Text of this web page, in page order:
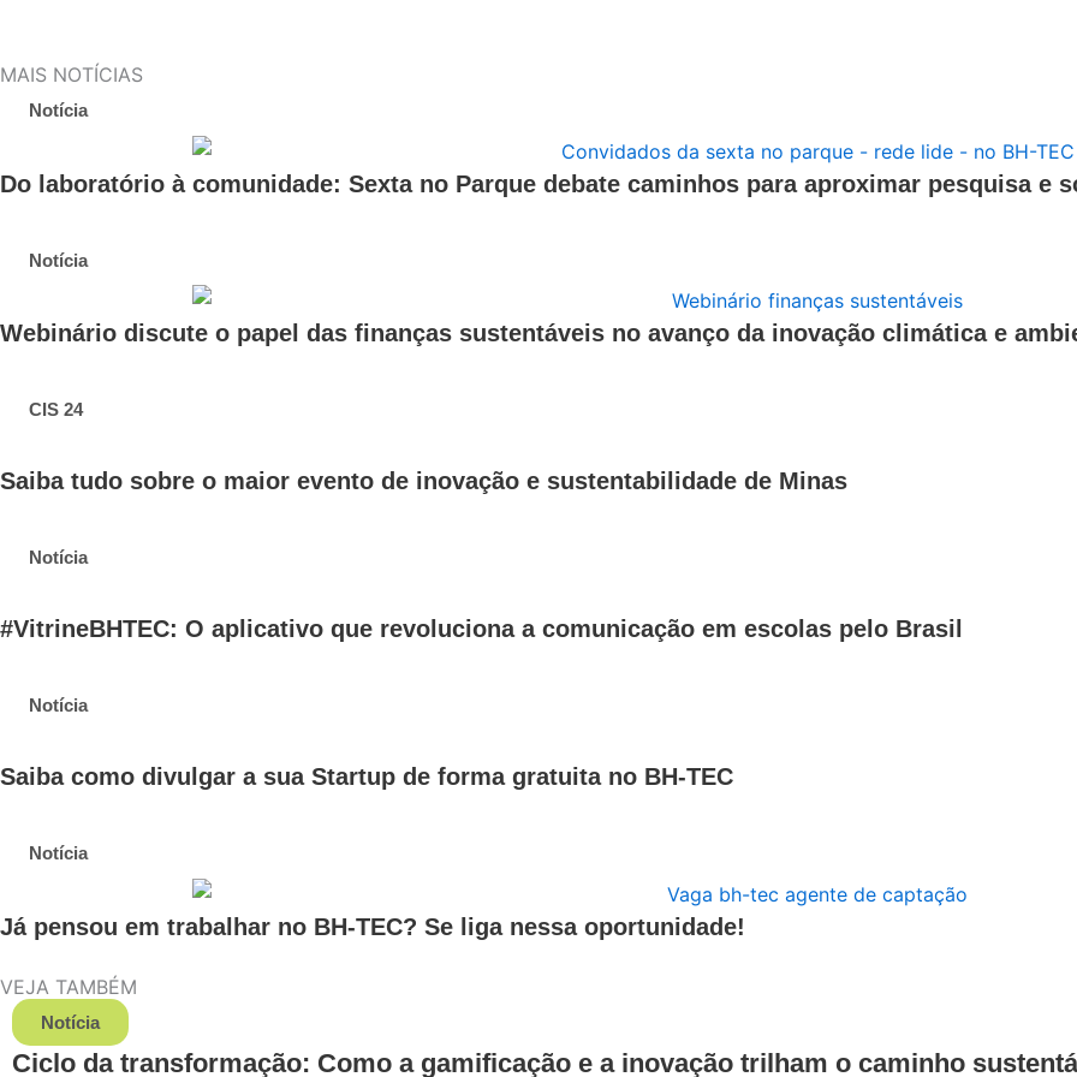
MAIS NOTÍCIAS
Notícia
Do laboratório à comunidade: Sexta no Parque debate caminhos para aproximar pesquisa e
Notícia
Webinário discute o papel das finanças sustentáveis no avanço da inovação climática e
CIS 24
Saiba tudo sobre o maior evento de inovação e sustentabilidade de Minas
Notícia
#VitrineBHTEC: O aplicativo que revoluciona a comunicação em escolas pelo Brasil
Notícia
Saiba como divulgar a sua Startup de forma gratuita no BH-TEC
Notícia
Já pensou em trabalhar no BH-TEC? Se liga nessa oportunidade!
VEJA TAMBÉM
Notícia
Ciclo da transformação: Como a gamificação e a inovação trilham o caminho